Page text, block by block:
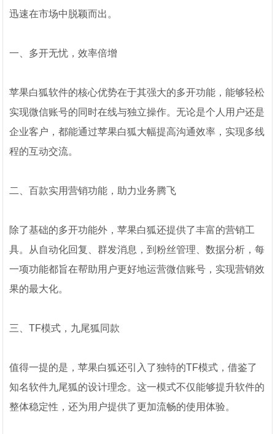
迅速在市场中脱颖而出。
一、多开无忧，效率倍增
苹果白狐软件的核心优势在于其强大的多开功能，能够轻松
实现微信账号的同时在线与独立操作。无论是个人用户还是
企业客户，都能通过苹果白狐大幅提高沟通效率，实现多线
程的互动交流。
二、百款实用营销功能，助力业务腾飞
除了基础的多开功能外，苹果白狐还提供了丰富的营销工
具。从自动化回复、群发消息，到粉丝管理、数据分析，每
一项功能都旨在帮助用户更好地运营微信账号，实现营销效
果的最大化。
三、TF模式，九尾狐同款
值得一提的是，苹果白狐还引入了独特的TF模式，借鉴了
知名软件九尾狐的设计理念。这一模式不仅能够提升软件的
整体稳定性，还为用户提供了更加流畅的使用体验。